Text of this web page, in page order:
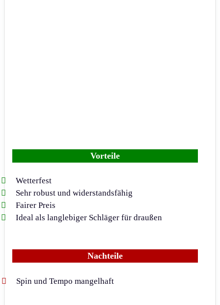
Vorteile
Wetterfest
Sehr robust und widerstandsfähig
Fairer Preis
Ideal als langlebiger Schläger für draußen
Nachteile
Spin und Tempo mangelhaft